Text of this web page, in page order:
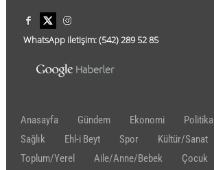
WhatsApp iletişim:(542)289 52 85
Anasayfa Gündem Ekonomi Politika
Sağlık
Ehl-i Beyt Spor
Kültür/Sanat
Toplum/Yerel
Aile/Anne/Bebek
Çocuk